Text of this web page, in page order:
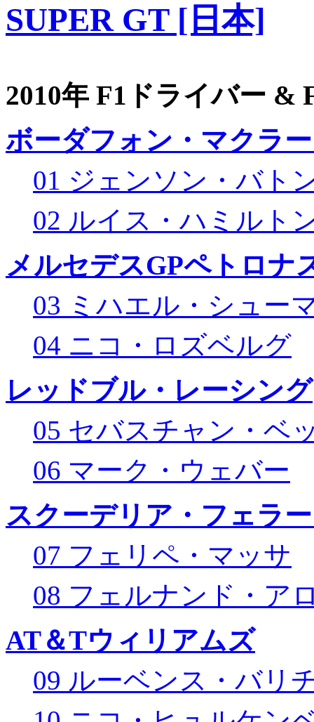
SUPER GT [日本]
2010年 F1ドライバー &
ボーダフォン・マクラ
01 ジェンソン・バト
02 ルイス・ハミルト
メルセデスGPペトロナ
03 ミハエル・シュー
04 ニコ・ロズベルグ
レッドブル・レーシング
05 セバスチャン・ベ
06 マーク・ウェバー
スクーデリア・フェラ
07 フェリペ・マッサ
08 フェルナンド・ア
AT＆Tウィリアムズ
09 ルーベンス・バリ